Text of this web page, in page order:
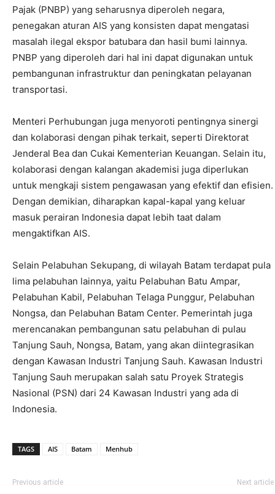
Pajak (PNBP) yang seharusnya diperoleh negara,
penegakan aturan AIS yang konsisten dapat mengatasi
masalah ilegal ekspor batubara dan hasil bumi lainnya.
PNBP yang diperoleh dari hal ini dapat digunakan untuk
pembangunan infrastruktur dan peningkatan pelayanan
transportasi.
Menteri Perhubungan juga menyoroti pentingnya sinergi
dan kolaborasi dengan pihak terkait, seperti Direktorat
Jenderal Bea dan Cukai Kementerian Keuangan. Selain itu,
kolaborasi dengan kalangan akademisi juga diperlukan
untuk mengkaji sistem pengawasan yang efektif dan efisien.
Dengan demikian, diharapkan kapal-kapal yang keluar
masuk perairan Indonesia dapat lebih taat dalam
mengaktifkan AIS.
Selain Pelabuhan Sekupang, di wilayah Batam terdapat pula
lima pelabuhan lainnya, yaitu Pelabuhan Batu Ampar,
Pelabuhan Kabil, Pelabuhan Telaga Punggur, Pelabuhan
Nongsa, dan Pelabuhan Batam Center. Pemerintah juga
merencanakan pembangunan satu pelabuhan di pulau
Tanjung Sauh, Nongsa, Batam, yang akan diintegrasikan
dengan Kawasan Industri Tanjung Sauh. Kawasan Industri
Tanjung Sauh merupakan salah satu Proyek Strategis
Nasional (PSN) dari 24 Kawasan Industri yang ada di
Indonesia.
TAGS AIS Batam Menhub
Previous article Next article